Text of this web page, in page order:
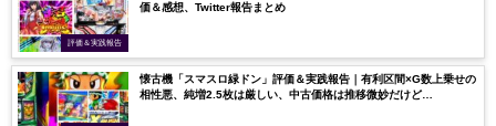
評価＆実践報告
価＆感想、Twitter報告まとめ
懐古機「スマスロ緑ドン」評価＆実践報告｜有利区間×G数上乗せの
相性悪、純増2.5枚は厳しい、中古価格は推移微妙だけど…